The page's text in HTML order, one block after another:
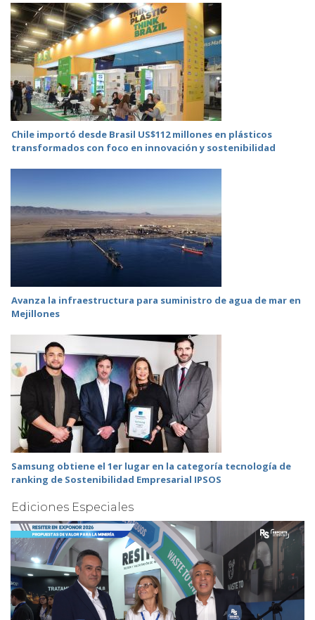
Chile importó desde Brasil US$112 millones en plásticos
transformados con foco en innovación y sostenibilidad
Avanza la infraestructura para suministro de agua de mar en
Mejillones
Samsung obtiene el 1er lugar en la categoría tecnología de
ranking de Sostenibilidad Empresarial IPSOS
Ediciones Especiales